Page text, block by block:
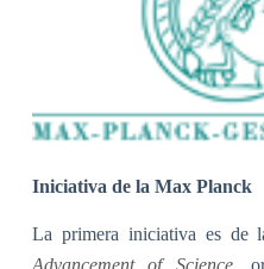
Iniciativa de la Max Planck
La primera iniciativa es de
Advancement of Science,